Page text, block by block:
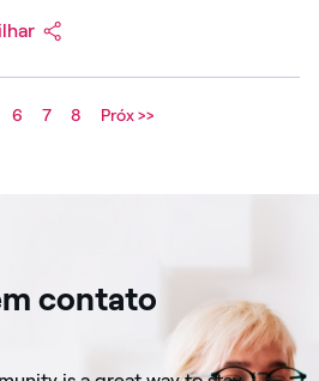
6 7 8 Próx >>
contato